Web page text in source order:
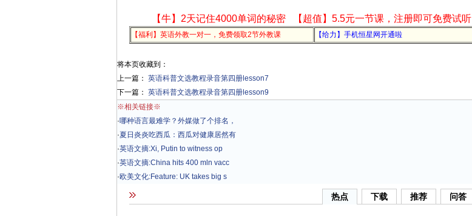
【牛】2天记住4000单词的秘密 【超值】5.5元一节课，注册即可免费试听
【福利】英语外教一对一，免费领取2节外教课 【给力】手机恒星网开通啦
将本页收藏到：
上一篇： 英语科普文选教程录音第四册lesson7
下一篇： 英语科普文选教程录音第四册lesson9
※相关链接※
·哪种语言最难学？外媒做了个排名，
·夏日炎炎吃西瓜：西瓜对健康居然有
·英语文摘:Xi, Putin to witness op
·英语文摘:China hits 400 mln vacc
·欧美文化:Feature: UK takes big s
热点 下载 推荐 问答